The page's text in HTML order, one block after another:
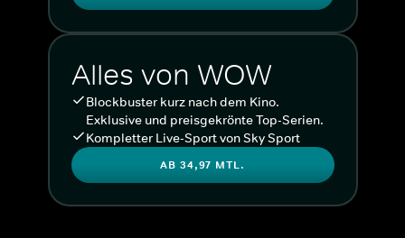
Alles von WOW
Blockbuster kurz nach dem Kino.
Exklusive und preisgekrönte Top-Serien.
Kompletter Live-Sport von Sky Sport
AB 34,97 MTL.